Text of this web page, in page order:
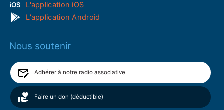
L'application iOS
L'application Android
Nous soutenir
Adhérer à notre radio associative
Faire un don (déductible)